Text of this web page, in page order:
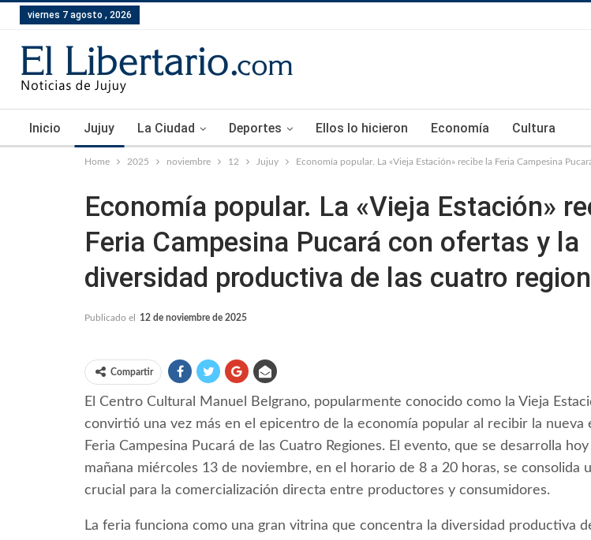
viernes 7 agosto , 2026
Inicio Jujuy La Ciudad Deportes Ellos lo hicieron Economía Cultura
Home 2025 noviembre 12 Jujuy Economía popular. La «Vieja Estación» recibe la Feria Campesina
Economía popular. La «Vieja Estación»
Feria Campesina Pucará con ofertas y la
diversidad productiva de las cuatro
Publicado el 12 de noviembre de 2025
Compartir
El Centro Cultural Manuel Belgrano, popularmente conocido como la Vieja
convirtió una vez más en el epicentro de la economía popular al recibir la nueva
Feria Campesina Pucará de las Cuatro Regiones. El evento, que se desarrolla
mañana miércoles 13 de noviembre, en el horario de 8 a 20 horas, se consolida
crucial para la comercialización directa entre productores y consumidores.
La feria funciona como una gran vitrina que concentra la diversidad productiva